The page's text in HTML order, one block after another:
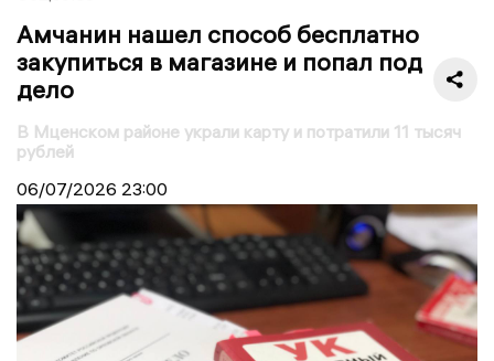
Амчанин нашел способ бесплатно
закупиться в магазине и попал под
дело
В Мценском районе украли карту и потратили 11 тысяч
рублей
06/07/2026 23:00